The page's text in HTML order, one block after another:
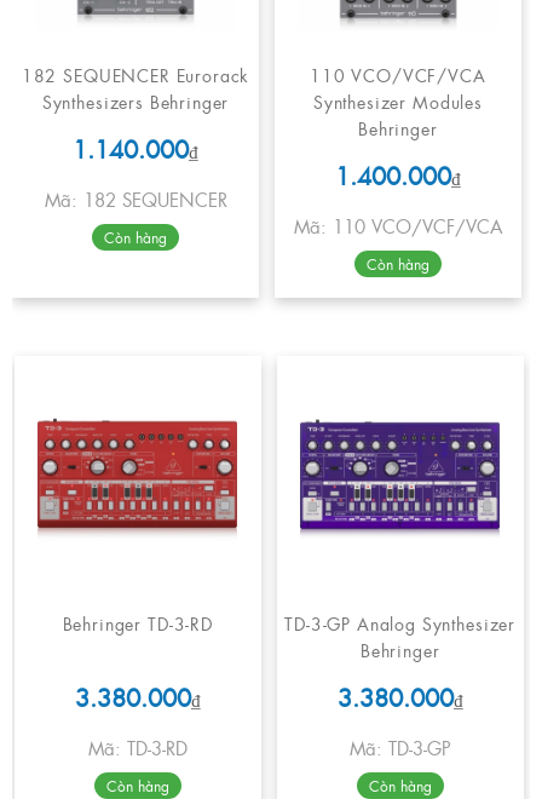
182 SEQUENCER Eurorack
Synthesizers Behringer
1.140.000₫
Mã: 182 SEQUENCER
Còn hàng
110 VCO/VCF/VCA
Synthesizer Modules
Behringer
1.400.000₫
Mã: 110 VCO/VCF/VCA
Còn hàng
Behringer TD-3-RD
3.380.000₫
Mã: TD-3-RD
Còn hàng
TD-3-GP Analog Synthesizer
Behringer
3.380.000₫
Mã: TD-3-GP
Còn hàng